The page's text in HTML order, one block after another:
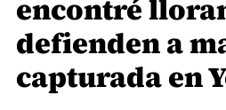
encontré
defienden a
capturada en